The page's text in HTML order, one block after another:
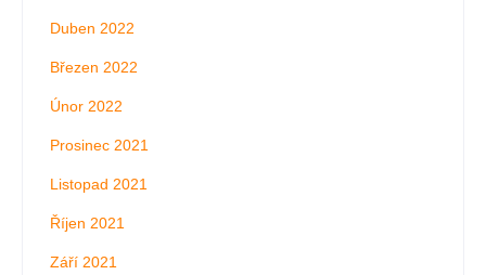
Duben 2022
Březen 2022
Únor 2022
Prosinec 2021
Listopad 2021
Říjen 2021
Září 2021